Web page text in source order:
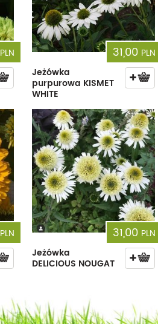
PLN
31,00 PLN
Jeżówka
purpurowa KISMET
WHITE
PLN
31,00 PLN
Jeżówka
DELICIOUS NOUGAT